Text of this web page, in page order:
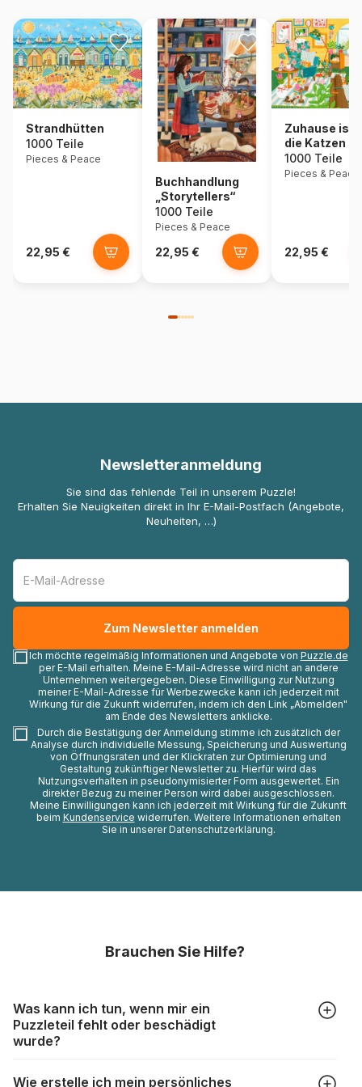
Strandhütten
1000 Teile
Pieces & Peace
22,95 €
Buchhandlung
„Storytellers“
1000 Teile
Pieces & Peace
22,95 €
Zuhause ist,
die Katzen
1000 Teile
Pieces & Peace
22,95 €
Newsletteranmeldung
Sie sind das fehlende Teil in unserem Puzzle!
Erhalten Sie Neuigkeiten direkt in Ihr E-Mail-Postfach (Angebote,
Neuheiten, …)
Ich möchte regelmäßig Informationen und Angebote von Puzzle.de
per E-Mail erhalten. Meine E-Mail-Adresse wird nicht an andere
Unternehmen weitergegeben. Diese Einwilligung zur Nutzung
meiner E-Mail-Adresse für Werbezwecke kann ich jederzeit mit
Wirkung für die Zukunft widerrufen, indem ich den Link „Abmelden"
am Ende des Newsletters anklicke.
Durch die Bestätigung der Anmeldung stimme ich zusätzlich der
Analyse durch individuelle Messung, Speicherung und Auswertung
von Öffnungsraten und der Klickraten zur Optimierung und
Gestaltung zukünftiger Newsletter zu. Hierfür wird das
Nutzungsverhalten in pseudonymisierter Form ausgewertet. Ein
direkter Bezug zu meiner Person wird dabei ausgeschlossen.
Meine Einwilligungen kann ich jederzeit mit Wirkung für die Zukunft
beim Kundenservice widerrufen. Weitere Informationen erhalten
Sie in unserer Datenschutzerklärung.
Brauchen Sie Hilfe?
Was kann ich tun, wenn mir ein
Puzzleteil fehlt oder beschädigt
wurde?
Wie erstelle ich mein persönliches